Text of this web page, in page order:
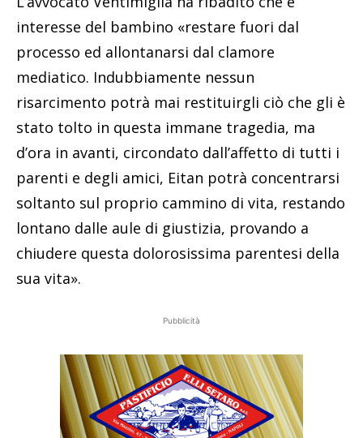
interesse del bambino «restare fuori dal
processo ed allontanarsi dal clamore
mediatico. Indubbiamente nessun
risarcimento potrà mai restituirgli ciò che gli è
stato tolto in questa immane tragedia, ma
d’ora in avanti, circondato dall’affetto di tutti i
parenti e degli amici, Eitan potrà concentrarsi
soltanto sul proprio cammino di vita, restando
lontano dalle aule di giustizia, provando a
chiudere questa dolorosissima parentesi della
sua vita».
Pubblicità